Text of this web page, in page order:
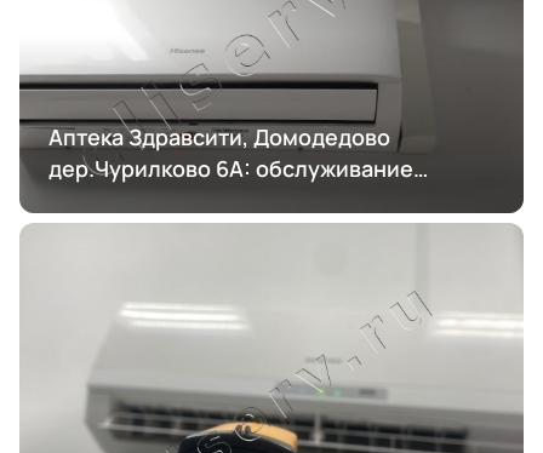
Аптека Здравсити, Домодедово
дер.Чурилково 6А: обслуживание